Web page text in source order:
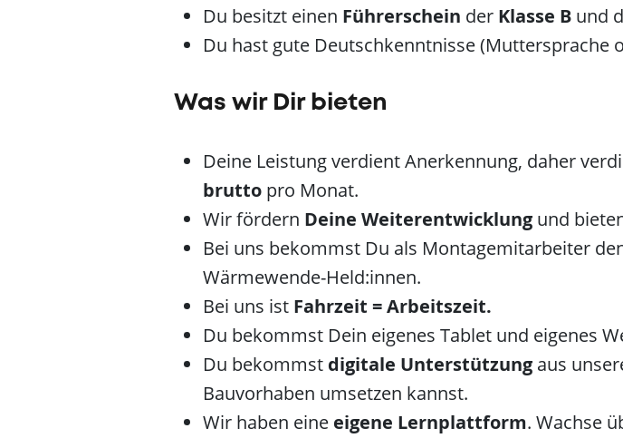
Du besitzt einen Führerschein der Klasse B und
Du hast gute Deutschkenntnisse (Muttersprache
Was wir Dir bieten
Deine Leistung verdient Anerkennung, daher
brutto pro Monat.
Wir fördern Deine Weiterentwicklung und
Bei uns bekommst Du als Montagemitarbeiter
Wärmewende-Held:innen.
Bei uns ist Fahrzeit = Arbeitszeit.
Du bekommst Dein eigenes Tablet und eigenes
Du bekommst digitale Unterstützung aus
Bauvorhaben umsetzen kannst.
Wir haben eine eigene Lernplattform. Wachse